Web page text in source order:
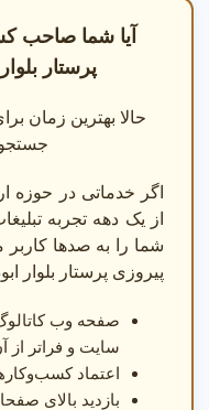
آیا شما صاحب
پرستار
حالا بهترین زمان
اگر خدماتی در حوزه
از یک دهه تجربه
شما را به صدها
پیروزی پرستار بلوار
صفحه وب
سایت و فراتر از
اعتماد
بازدید بالای